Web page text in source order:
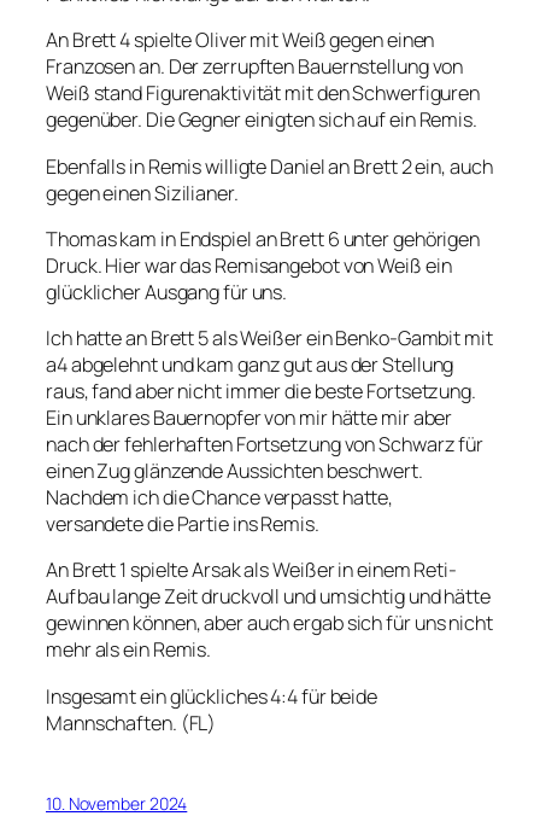
An Brett 4 spielte Oliver mit Weiß gegen einen
Franzosen an. Der zerrupften Bauernstellung von
Weiß stand Figurenaktivität mit den Schwerfiguren
gegenüber. Die Gegner einigten sich auf ein Remis.
Ebenfalls in Remis willigte Daniel an Brett 2 ein, auch
gegen einen Sizilianer.
Thomas kam in Endspiel an Brett 6 unter gehörigen
Druck. Hier war das Remisangebot von Weiß ein
glücklicher Ausgang für uns.
Ich hatte an Brett 5 als Weißer ein Benko-Gambit mit
a4 abgelehnt und kam ganz gut aus der Stellung
raus, fand aber nicht immer die beste Fortsetzung.
Ein unklares Bauernopfer von mir hätte mir aber
nach der fehlerhaften Fortsetzung von Schwarz für
einen Zug glänzende Aussichten beschwert.
Nachdem ich die Chance verpasst hatte,
versandete die Partie ins Remis.
An Brett 1 spielte Arsak als Weißer in einem Reti-
Aufbau lange Zeit druckvoll und umsichtig und hätte
gewinnen können, aber auch ergab sich für uns nicht
mehr als ein Remis.
Insgesamt ein glückliches 4:4 für beide
Mannschaften. (FL)
10. November 2024